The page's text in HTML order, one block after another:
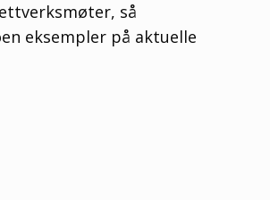
så
eksempler på aktuelle